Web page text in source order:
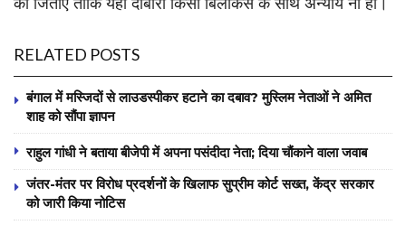
RELATED POSTS
बंगाल में मस्जिदों से लाउडस्पीकर हटाने का दबाव? मुस्लिम नेताओं ने अमित
शाह को सौंपा ज्ञापन
राहुल गांधी ने बताया बीजेपी में अपना पसंदीदा नेता; दिया चौंकाने वाला जवाब
जंतर-मंतर पर विरोध प्रदर्शनों के खिलाफ सुप्रीम कोर्ट सख्त, केंद्र सरकार
को जारी किया नोटिस